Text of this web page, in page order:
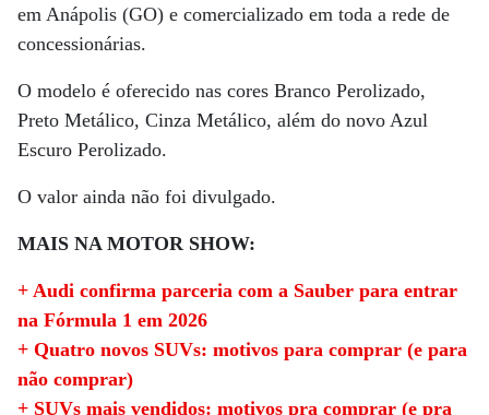
em Anápolis (GO) e comercializado em toda a rede de
concessionárias.
O modelo é oferecido nas cores Branco Perolizado,
Preto Metálico, Cinza Metálico, além do novo Azul
Escuro Perolizado.
O valor ainda não foi divulgado.
MAIS NA MOTOR SHOW:
+ Audi confirma parceria com a Sauber para entrar
na Fórmula 1 em 2026
+ Quatro novos SUVs: motivos para comprar (e para
não comprar)
+ SUVs mais vendidos: motivos pra comprar (e pra